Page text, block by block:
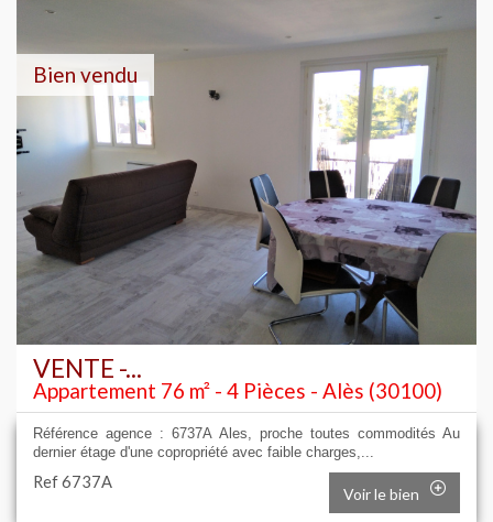
Bien vendu
VENTE -...
Appartement 76 m² - 4 Pièces - Alès (30100)
Référence agence : 6737A Ales, proche toutes commodités Au
dernier étage d'une copropriété avec faible charges,...
Ref 6737A
Voir le bien